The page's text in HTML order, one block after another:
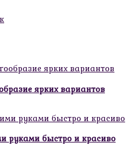
ярких вариантов
руками быстро и красиво